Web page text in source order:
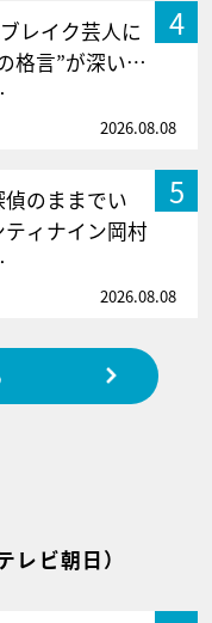
4
レイク芸人に
格言”が深い…
2026.08.08
5
偵のままでい
ィナイン岡村
2026.08.08
レビ朝日）